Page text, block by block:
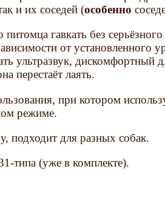
и их соседей (особенно
гавкать без
от установленного
ультразвук, дискомфортный
перестаёт лаять.
при котором
режиме.
подходит для разных собак.
типа (уже в комплекте).